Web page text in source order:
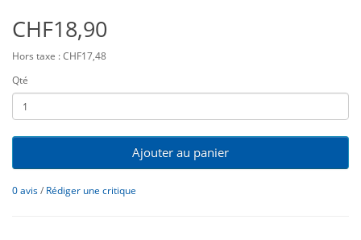
CHF18,90
Hors taxe : CHF17,48
Qté
Ajouter au panier
0 avis/ Rédiger une critique